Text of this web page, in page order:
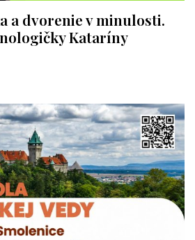
a dvorenie v minulosti.
Kataríny